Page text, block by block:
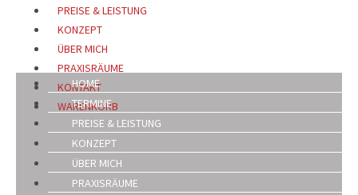
PREISE & LEISTUNG
KONZEPT
ÜBER MICH
PRAXISRÄUME
KONTAKT
WARENKORB
HOME
TERMINE
PREISE & LEISTUNG
KONZEPT
ÜBER MICH
PRAXISRÄUME